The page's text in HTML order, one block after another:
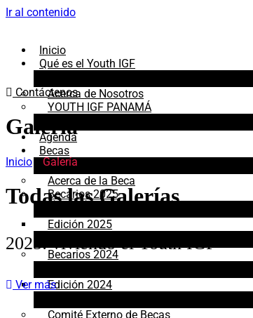
Ir al contenido
Inicio
Qué es el Youth IGF
Acerca de Nosotros
YOUTH IGF PANAMÁ
Agenda
Becas
Acerca de la Beca
Becarios 2025
Edición 2025
Becarios 2024
Edición 2024
Comité Externo de Becas
Contáctenos
Galería
Inicio/Galería
Todas lasGalerías
2025: viviendo el Youth IGF
Ver más